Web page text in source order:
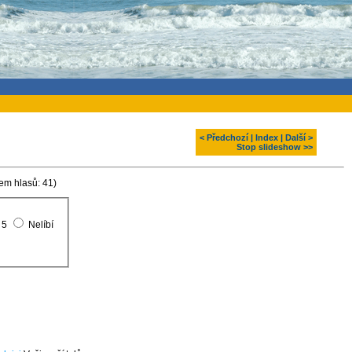
< Předchozí Index
Další >
Stop slideshow >>
hlasů: 41)
5 Nelíbí